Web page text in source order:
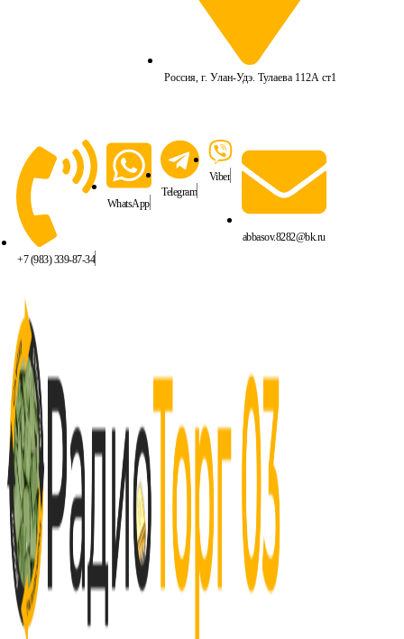
Россия, г. Улан-Удэ. Тулаева 112А ст1
+7 (983) 339-87-34
WhatsApp
Telegram
Viber
abbasov.8282@bk.ru